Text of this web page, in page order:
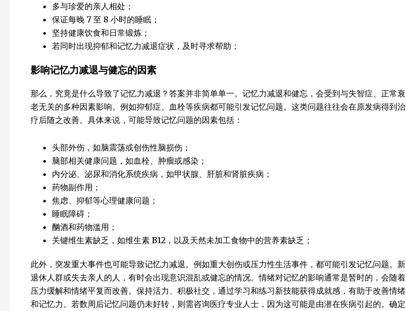
多与珍爱的亲人相处；
保证每晚 7 至 8 小时的睡眠；
坚持健康饮食和日常锻炼；
若同时出现抑郁和记忆力减退症状，及时寻求帮助；
影响记忆力减退与健忘的因素
那么，究竟是什么导致了记忆力减退？答案并非简单单一。记忆力减退和健忘，会受到与失智症、正常衰
老无关的多种因素影响。例如抑郁症、血栓等疾病都可能引发记忆问题。这类问题往往会在原发病得到治
疗后随之改善。具体来说，可能导致记忆问题的因素包括：
头部外伤，如脑震荡或创伤性脑损伤；
脑部相关健康问题，如血栓、肿瘤或感染；
内分泌、泌尿和消化系统疾病，如甲状腺、肝脏和肾脏疾病；
药物副作用；
焦虑、抑郁等心理健康问题；
睡眠障碍；
酗酒和药物滥用；
关键维生素缺乏，如维生素 B12，以及天然未加工食物中的营养素缺乏；
此外，突发重大事件也可能导致记忆力减退。例如重大创伤或压力性生活事件，都可能引发记忆问题。新
退休人群或失去亲人的人，有时会出现意识混乱或健忘的情况。情绪对记忆的影响通常是暂时的，会随着
压力缓解和情绪平复而改善。保持活力、积极社交，通过学习和练习新技能获得成就感，有助于改善情绪
和记忆力。若数周后记忆问题仍未好转，则需咨询医疗专业人士，因为这可能是由潜在疾病引起的。确定